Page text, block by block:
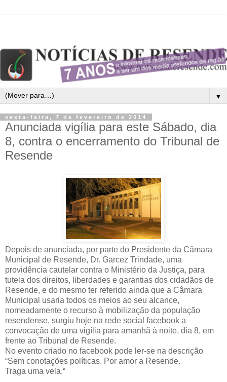
▼
sexta-feira, 7 de fevereiro de 2014
Anunciada vigília para este Sábado, dia
8, contra o encerramento do Tribunal de
Resende
Depois de anunciada, por parte do Presidente da Câmara
Municipal de Resende, Dr. Garcez Trindade, uma
providência cautelar contra o Ministério da Justiça, para
tutela dos direitos, liberdades e garantias dos cidadãos de
Resende, e do mesmo ter referido ainda que a Câmara
Municipal usaria todos os meios ao seu alcance,
nomeadamente o recurso à mobilização da população
resendense, surgiu hoje na rede social facebook a
convocação de uma vigília para amanhã à noite, dia 8, em
frente ao Tribunal de Resende.
No evento criado no facebook pode ler-se na descrição
“Sem conotações políticas. Por amor a Resende.
Traga uma vela.“